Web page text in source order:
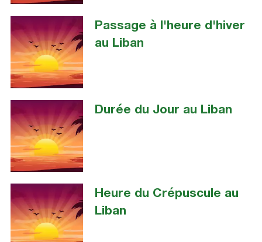
Passage à l'heure d'hiver
au Liban
Durée du Jour au Liban
Heure du Crépuscule au
Liban